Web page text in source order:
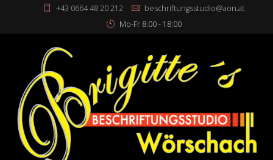
+43 0664 48 20 212
beschriftungsstudio@aon.at
Mo-Fr 8:00 - 18:00